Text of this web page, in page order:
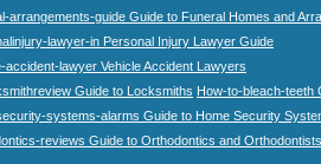
arrangements-guide Guide to Funeral Homes and
lawyer-in Personal Injury Lawyer Guide
accident-lawyer Vehicle Accident Lawyers
Guide to Locksmiths How-to-bleach-teeth
systems-alarms Guide to Home Security
reviews Guide to Orthodontics and Orthodontists